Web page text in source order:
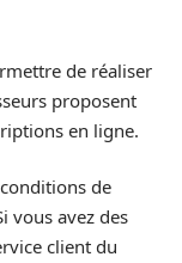
de réaliser
proposent
en ligne.
de
vous avez des
client du